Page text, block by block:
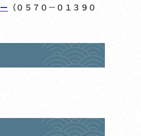
（０５７０－０１３９０